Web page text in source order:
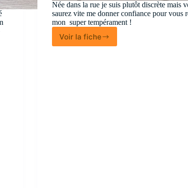
Née dans la rue je suis plutôt discrète mais
saurez vite me donner confiance pour vous
mon super tempérament !
Voir la fiche
Gwendy